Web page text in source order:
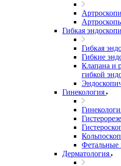
Гибкая
Гибкая
Гибкие
Клапана и
гибкой
Гинекология
Дерматология